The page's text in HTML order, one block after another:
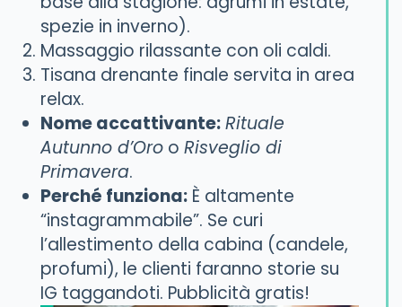
spezie in inverno).
Massaggio rilassante con oli caldi.
Tisana drenante finale servita in area
relax.
Nome accattivante:Rituale
Autunno d’Oro o Risveglio di
Primavera.
Perché funziona: È altamente
“instagrammabile”. Se curi
l’allestimento della cabina (candele,
profumi), le clienti faranno storie su
IG taggandoti. Pubblicità gratis!